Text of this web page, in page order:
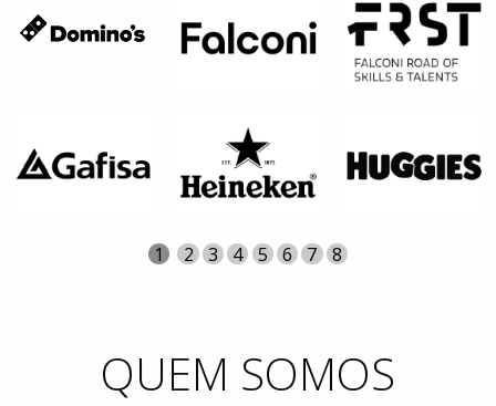
Página
Atual
1 Página
2 Página
3 Página
4 Página
5 Página
6 Página
7 Página
8
QUEM SOMOS